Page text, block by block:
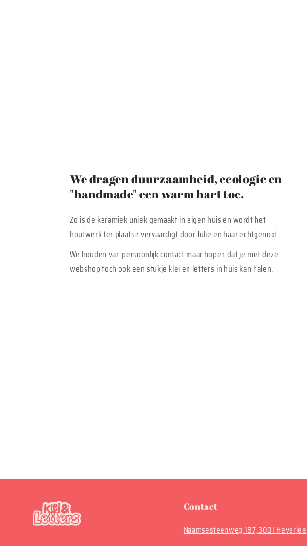
We dragen duurzaamheid, ecologie en
"handmade" een warm hart toe.
Zo is de keramiek uniek gemaakt in eigen huis en wordt het
houtwerk ter plaatse vervaardigt door Julie en haar echtgenoot.
We houden van persoonlijk contact maar hopen dat je met deze
webshop toch ook een stukje klei en letters in huis kan halen.
Contact
Naamsesteenweg 187, 3001 Heverlee